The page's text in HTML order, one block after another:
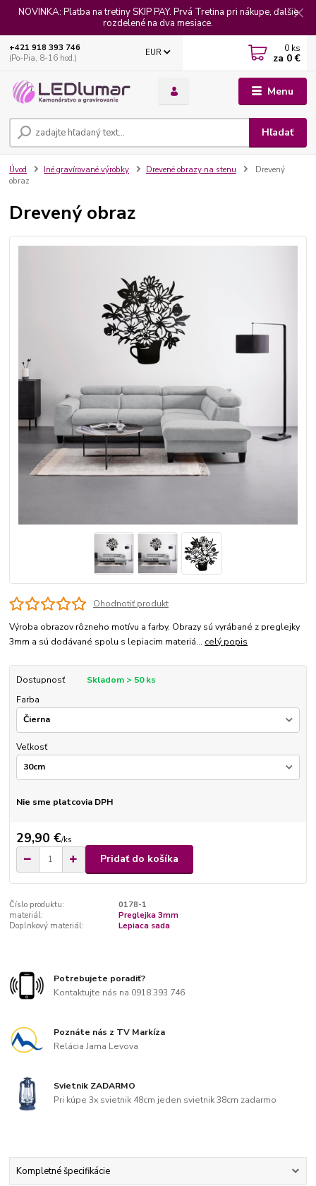
NOVINKA: Platba na tretiny SKIP PAY. Prvá Tretina pri nákupe, ďalšie
rozdelené na dva mesiace.
Menu
EUR
Hľadať
+421 918 393 746
(Po-Pia, 8-16 hod.)
0 ks
za 0 €
Úvod Iné gravírované výrobky Drevené obrazy na stenu
Drevený
obraz
Drevený obraz
Ohodnotiť produkt
Výroba obrazov rôzneho motívu a farby. Obrazy sú vyrábané z preglejky
3mm a sú dodávané spolu s lepiacim materiá... celý popis
Dostupnosť
Skladom > 50 ks
Farba
Veľkosť
Nie sme platcovia DPH
29,90 €/ks
Pridať do košíka
Číslo produktu:
0178-1
materiál:
Preglejka 3mm
Doplnkový materiál:
Lepiaca sada
Potrebujete poradiť?
Kontaktujte nás na 0918 393 746
Poznáte nás z TV Markíza
Relácia Jama Levova
Svietnik ZADARMO
Pri kúpe 3x svietnik 48cm jeden svietnik 38cm zadarmo
Kompletné špecifikácie